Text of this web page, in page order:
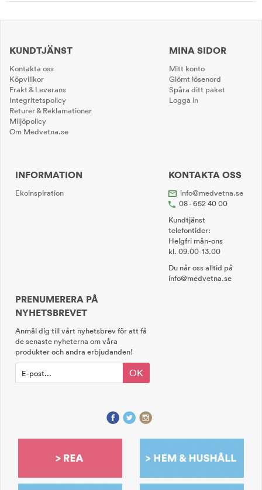
KUNDTJÄNST
Kontakta oss
Köpvillkor
Frakt & Leverans
Integritetspolicy
Returer & Reklamationer
Miljöpolicy
Om Medvetna.se
MINA SIDOR
Mitt konto
Glömt lösenord
Spåra ditt paket
Logga in
INFORMATION
Ekoinspiration
KONTAKTA OSS
info@medvetna.se
08 - 652 40 00
Kundtjänst
telefontider:
Helgfri mån-ons
kl. 09.00-13.00
Du når oss alltid på
info@medvetna.se
PRENUMERERA PÅ
NYHETSBREVET
Anmäl dig till vårt nyhetsbrev för att få
de senaste nyheterna om våra
produkter och andra erbjudanden!
OK